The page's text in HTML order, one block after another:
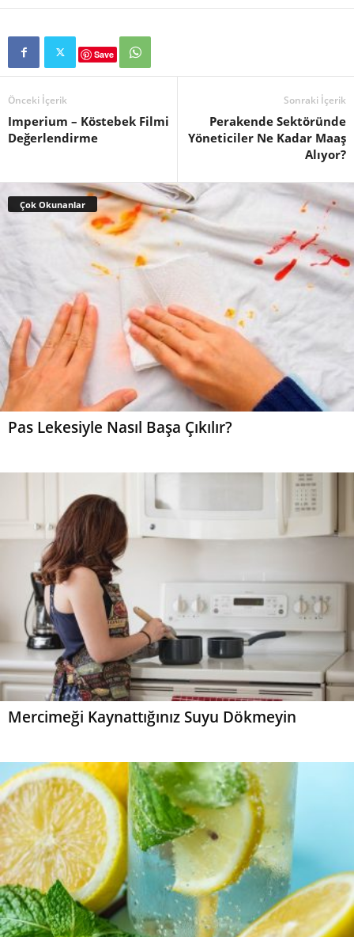
Save
Önceki İçerik
Imperium – Köstebek Filmi
Değerlendirme
Sonraki İçerik
Perakende Sektöründe
Yöneticiler Ne Kadar Maaş
Alıyor?
Çok Okunanlar
Pas Lekesiyle Nasıl Başa Çıkılır?
Mercimeği Kaynattığınız Suyu Dökmeyin